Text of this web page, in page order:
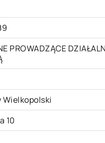
PROWADZĄCE
Wielkopolski
10